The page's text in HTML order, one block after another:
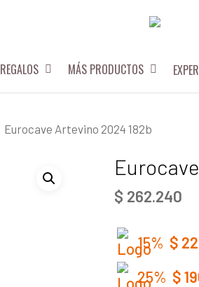
REGALOS MÁS PRODUCTOS
Eurocave Artevino 2024 182b
$ 262.240
15% $
25% $